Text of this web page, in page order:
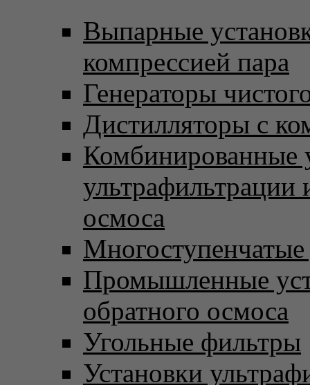
Выпарные
компрессией пара
Генераторы
Дистилляторы с
Комбинированные
ультрафильтрации
осмоса
Промышленные
обратного осмоса
Угольные фильтры
Установки